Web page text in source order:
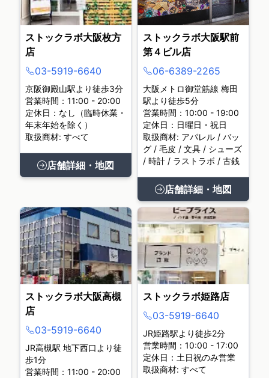
ストックラボ大阪枚方
店
03-5919-6640
京阪御殿山駅より徒歩3分
営業時間：11:00 - 20:00
定休日：なし（臨時休業・
年末年始を除く）
取扱商材: すべて
店舗詳細・地図
ストックラボ大阪駅前
第４ビル店
06-6389-2265
大阪メトロ御堂筋線 梅田
駅より徒歩5分
営業時間：10:00 - 19:00
定休日：日曜日・祝日
取扱商材: アパレル / バッ
グ / 毛皮 / 文具 / シューズ
/ 時計 / ラストラボ / 古銭
店舗詳細・地図
ストックラボ大阪高槻
店
03-5919-6640
JR高槻駅 地下西口より徒
歩1分
営業時間：11:00 - 20:00
ストックラボ姫路店
03-5919-6640
JR姫路駅より徒歩2分
営業時間：10:00 - 17:00
定休日：土日祝のみ営業
取扱商材: すべて